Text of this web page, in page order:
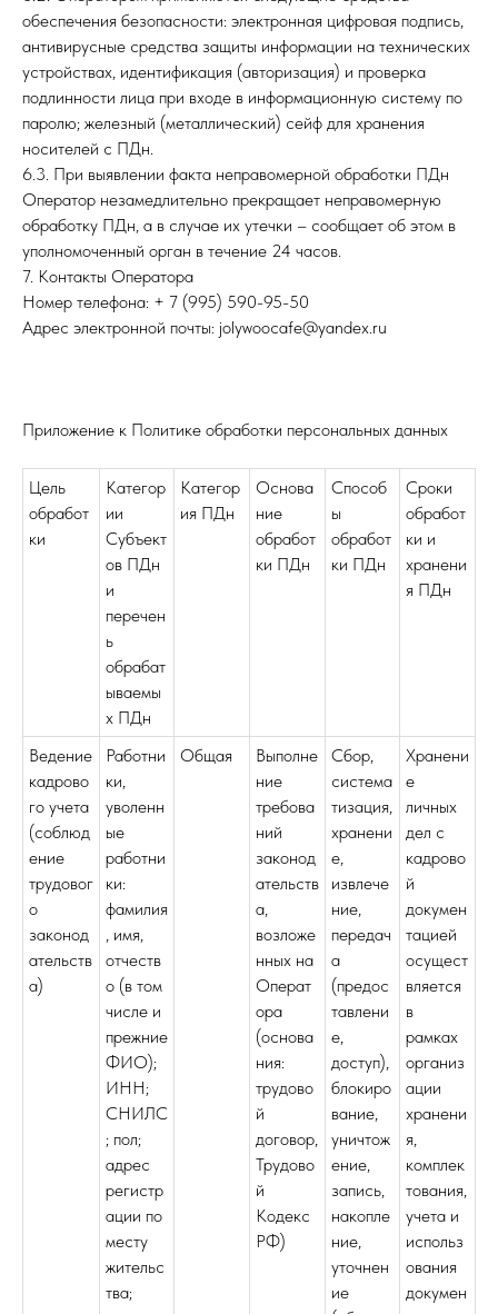
обеспечения безопасности: электронная цифровая подпись,
антивирусные средства защиты информации на технических
устройствах, идентификация (авторизация) и проверка
подлинности лица при входе в информационную систему по
паролю; железный (металлический) сейф для хранения
носителей с ПДн.
6.3. При выявлении факта неправомерной обработки ПДн
Оператор незамедлительно прекращает неправомерную
обработку ПДн, а в случае их утечки – сообщает об этом в
уполномоченный орган в течение 24 часов.
7. Контакты Оператора
Номер телефона: + 7 (995) 590-95-50
Адрес электронной почты: jolywoocafe@yandex.ru
Приложение к Политике обработки персональных данных
Цель
обработ
ки
Категор
ии
Субъект
ов ПДн
и
перечен
ь
обрабат
ываемы
х ПДн
Категор
ия ПДн
Основа
ние
обработ
ки ПДн
Способ
ы
обработ
ки ПДн
Сроки
обработ
ки и
хранени
я ПДн
Ведение
кадрово
го учета
(соблюд
ение
трудовог
о
законод
ательств
а)
Работни
ки,
уволенн
ые
работни
ки:
фамилия
, имя,
отчеств
о (в том
числе и
прежние
ФИО);
ИНН;
СНИЛС
; пол;
адрес
регистр
ации по
месту
жительс
тва;
Общая
Выполне
ние
требова
ний
законод
ательств
а,
возложе
нных на
Операт
ора
(основа
ния:
трудово
й
договор,
Трудово
й
Кодекс
РФ)
Сбор,
система
тизация,
хранени
е,
извлече
ние,
передач
а
(предос
тавлени
е,
доступ),
блокиро
вание,
уничтож
ение,
запись,
накопле
ние,
уточнен
ие
Хранени
е
личных
дел с
кадрово
й
докумен
тацией
осущест
вляется
в
рамках
организ
ации
хранени
я,
комплек
тования,
учета и
использ
ования
докумен